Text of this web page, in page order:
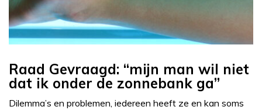
Raad Gevraagd: “mijn man wil niet
dat ik onder de zonnebank ga”
Dilemma’s en problemen, iedereen heeft ze en kan soms